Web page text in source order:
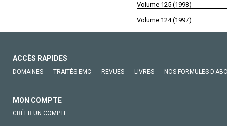
Volume 125 (1998)
Volume 124 (1997)
ACCÈS RAPIDES
DOMAINES TRAITÉS EMC REVUES LIVRES NOS FORMULES
MON COMPTE
CRÉER UN COMPTE